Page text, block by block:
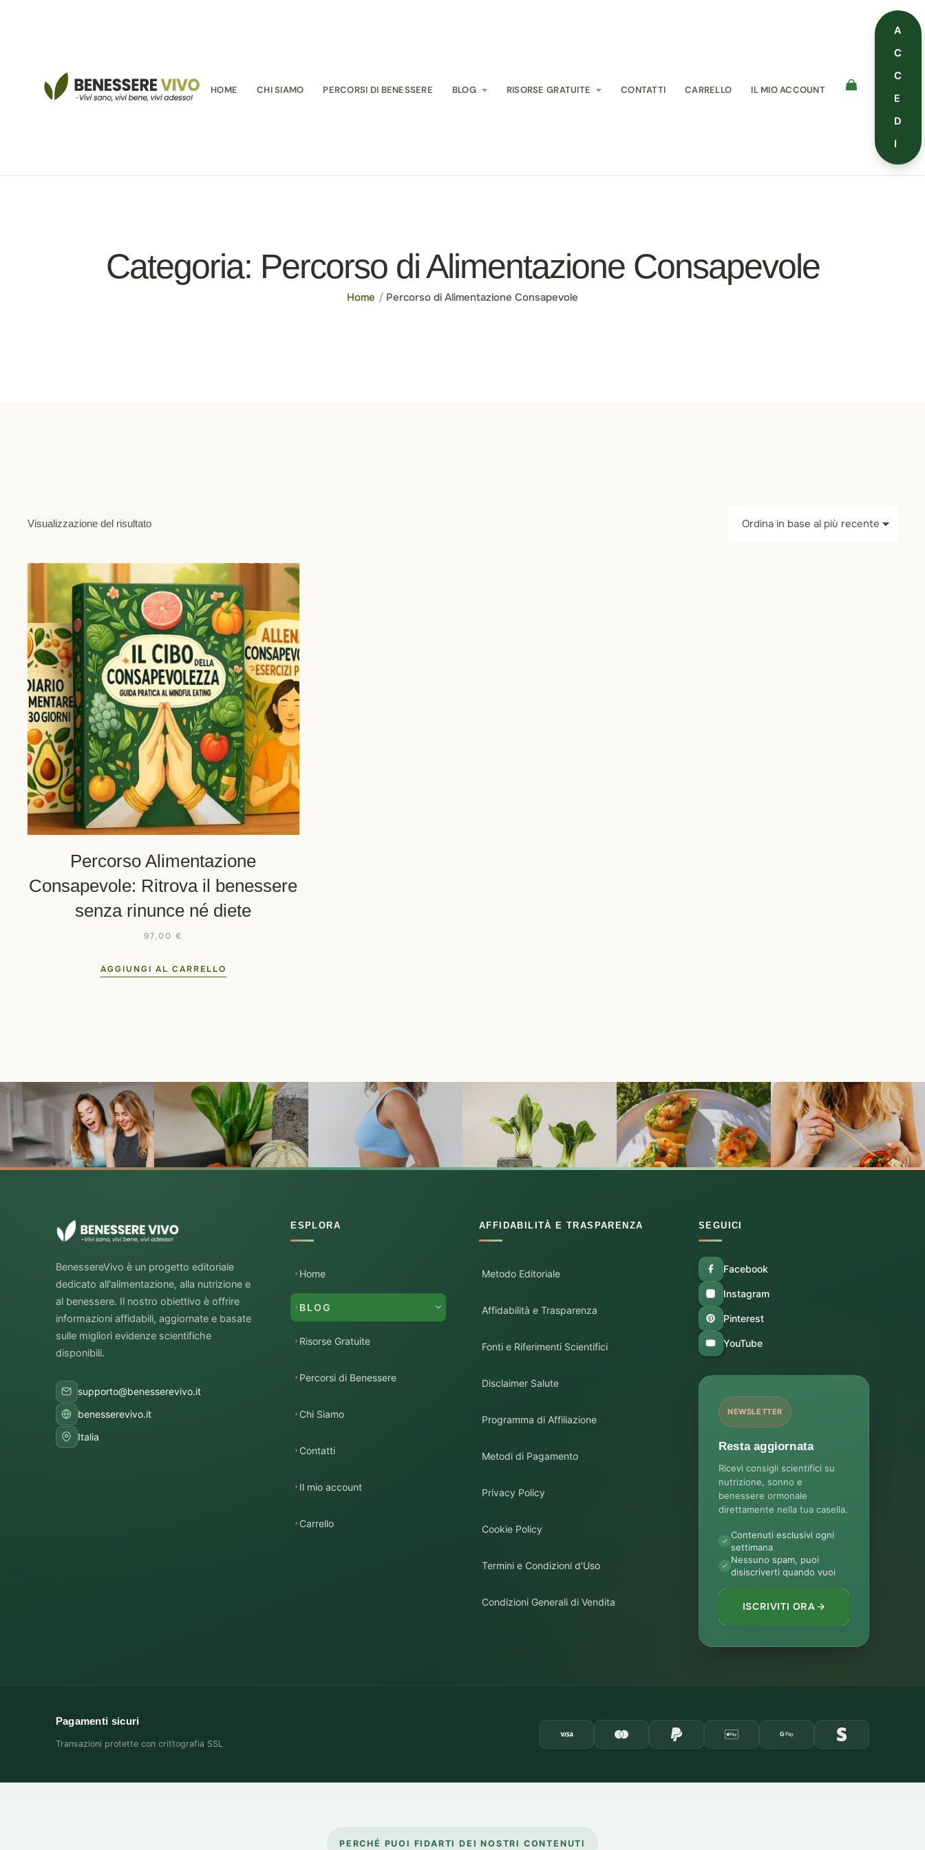
HOME CHI SIAMO PERCORSI DI BENESSERE BLOG RISORSE GRATUITE CONTATTI CARRELLO IL MIO ACCOUNT
A
C
C
E
D
I
Categoria: Percorso di Alimentazione Consapevole
Home / Percorso di Alimentazione Consapevole
Visualizzazione del risultato
Percorso Alimentazione
Consapevole: Ritrova il benessere
senza rinunce né diete
97,00€
AGGIUNGI AL CARRELLO
BenessereVivo è un progetto editoriale
dedicato all'alimentazione, alla nutrizione e
al benessere. Il nostro obiettivo è offrire
informazioni affidabili, aggiornate e basate
sulle migliori evidenze scientifiche
disponibili.
supporto@benesserevivo.it
benesserevivo.it
Italia
ESPLORA
Home
BLOG
Risorse Gratuite
Percorsi di Benessere
Chi Siamo
Contatti
Il mio account
Carrello
AFFIDABILITÀ E TRASPARENZA
Metodo Editoriale
Affidabilità e Trasparenza
Fonti e Riferimenti Scientifici
Disclaimer Salute
Programma di Affiliazione
Metodi di Pagamento
Privacy Policy
Cookie Policy
Termini e Condizioni d'Uso
Condizioni Generali di Vendita
SEGUICI
Facebook
Instagram
Pinterest
YouTube
NEWSLETTER
Resta aggiornata
Ricevi consigli scientifici su
nutrizione, sonno e
benessere ormonale
direttamente nella tua casella.
Contenuti esclusivi ogni
settimana
Nessuno spam, puoi
disiscriverti quando vuoi
ISCRIVITI ORA
Pagamenti sicuri
Transazioni protette con crittografia SSL
PERCHÉ PUOI FIDARTI DEI NOSTRI CONTENUTI